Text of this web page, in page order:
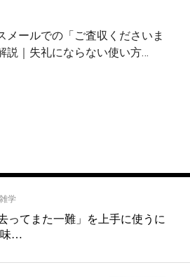
メールでの「ご査収くださいま
説｜失礼にならない使い方…
雑学
ってまた一難」を上手に使うに
味…